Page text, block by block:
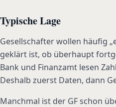
Typische Lage
Gesellschafter wollen häufig
geklärt ist, ob überhaupt
Bank und Finanzamt lesen
Deshalb zuerst Daten, dann
Manchmal ist der GF schon